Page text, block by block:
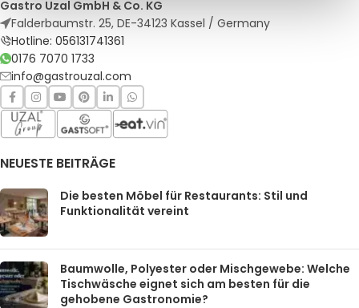
Gastro Uzal GmbH & Co. KG
Falderbaumstr. 25, DE-34123 Kassel / Germany
Hotline: 056131741361
0176 7070 1733
info@gastrouzal.com
NEUESTE BEITRÄGE
Die besten Möbel für Restaurants: Stil und
Funktionalität vereint
Baumwolle, Polyester oder Mischgewebe: Welche
Tischwäsche eignet sich am besten für die
gehobene Gastronomie?